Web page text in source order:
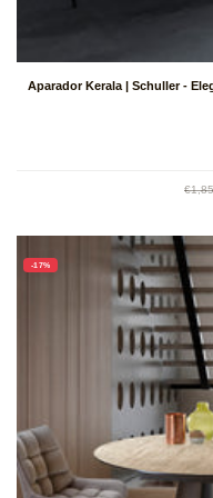
Aparador Kerala | Schuller -
-17%